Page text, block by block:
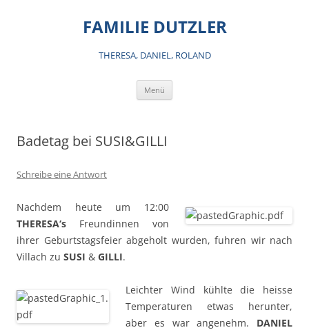
FAMILIE DUTZLER
THERESA, DANIEL, ROLAND
Menü
Badetag bei SUSI&GILLI
Schreibe eine Antwort
Nachdem heute um 12:00
THERESA‘s Freundinnen von
ihrer Geburtstagsfeier abgeholt wurden, fuhren wir nach
Villach zu SUSI & GILLI.
Leichter Wind kühlte die heisse
Temperaturen etwas herunter,
aber es war angenehm. DANIEL